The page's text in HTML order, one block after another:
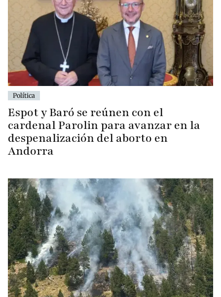
Política
Espot y Baró se reúnen con el
cardenal Parolin para avanzar en la
despenalización del aborto en
Andorra